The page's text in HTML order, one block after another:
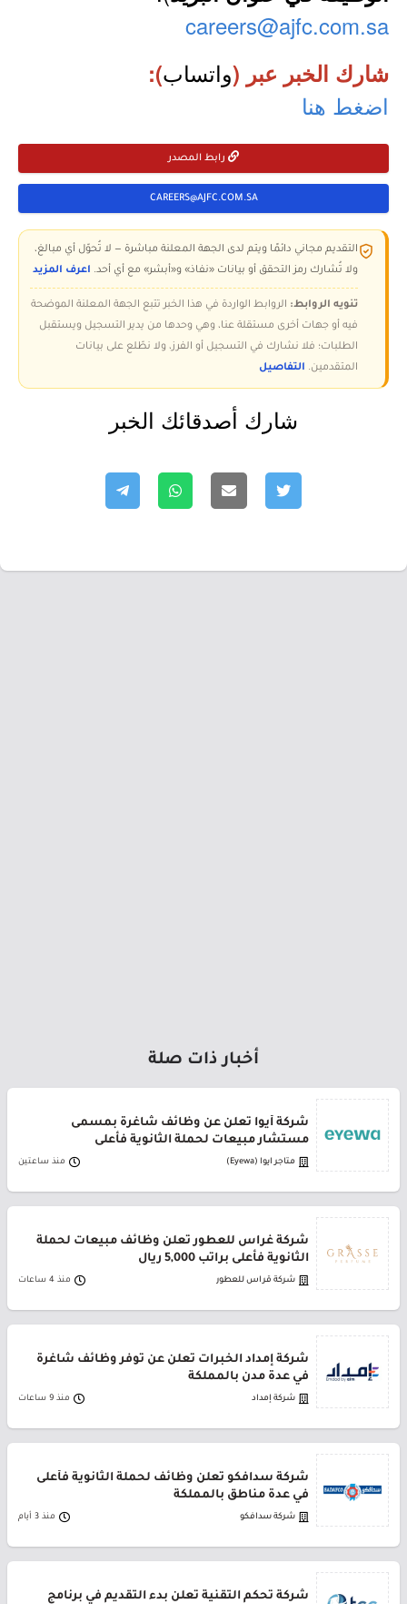
careers@ajfc.com.sa
شارك الخبر عبر (واتساب):
اضغط هنا
رابط المصدر
CAREERS@AJFC.COM.SA
التقديم مجاني دائمًا ويتم لدى الجهة المعلنة مباشرة — لا تُحوّل أي مبالغ،
ولا تُشارك رمز التحقق أو بيانات «نفاذ» و«أبشر» مع أي أحد. اعرف المزيد
تنويه الروابط: الروابط الواردة في هذا الخبر تتبع الجهة المعلنة الموضحة
فيه أو جهات أخرى مستقلة عنا، وهي وحدها من يدير التسجيل ويستقبل
الطلبات؛ فلا نشارك في التسجيل أو الفرز، ولا نطّلع على بيانات
المتقدمين. التفاصيل
شارك أصدقائك الخبر
أخبار ذات صلة
شركة أيوا تعلن عن وظائف شاغرة بمسمى
مستشار مبيعات لحملة الثانوية فأعلى
متاجر ايوا (Eyewa) منذ ساعتين
شركة غراس للعطور تعلن وظائف مبيعات لحملة
الثانوية فأعلى براتب 5,000 ريال
شركة قراس للعطور منذ 4 ساعات
شركة إمداد الخبرات تعلن عن توفر وظائف شاغرة
في عدة مدن بالمملكة
شركة إمداد منذ 9 ساعات
شركة سدافكو تعلن وظائف لحملة الثانوية فأعلى
في عدة مناطق بالمملكة
شركة سدافكو منذ 3 أيام
شركة تحكم التقنية تعلن بدء التقديم في برنامج